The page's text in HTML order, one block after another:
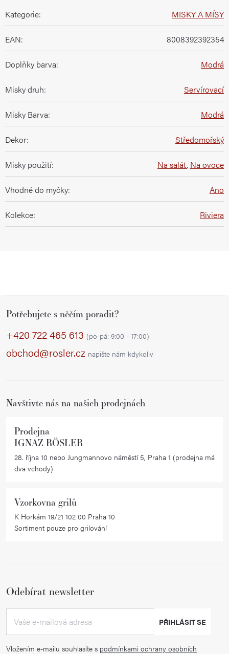
Kategorie: MISKY A MÍSY
EAN: 8008392392354
Doplňky barva: Modrá
Misky druh: Servírovací
Misky Barva: Modrá
Dekor: Středomořský
Misky použití: Na salát, Na ovoce
Vhodné do myčky: Ano
Kolekce: Riviera
Potřebujete s něčím poradit?
+420 722 465 613 (po-pá: 9:00 - 17:00)
obchod@rosler.cz napište nám kdykoliv
Navštivte nás na našich prodejnách
Prodejna
IGNAZ RÖSLER
28. října 10 nebo Jungmannovo náměstí 5, Praha 1 (prodejna má
dva vchody)
Vzorkovna grilů
K Horkám 19/21 102 00 Praha 10
Sortiment pouze pro grilování
Odebírat newsletter
Vložením e-mailu souhlasíte s podmínkami ochrany osobních
PŘIHLÁSIT SE